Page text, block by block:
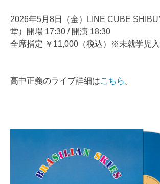
2026年5月8日（金）LINE CUBE
堂）開場 17:30 / 開演 18:30
全席指定 ￥11,000（税込）※未就学児
高中正義のライブ詳細はこちら 。